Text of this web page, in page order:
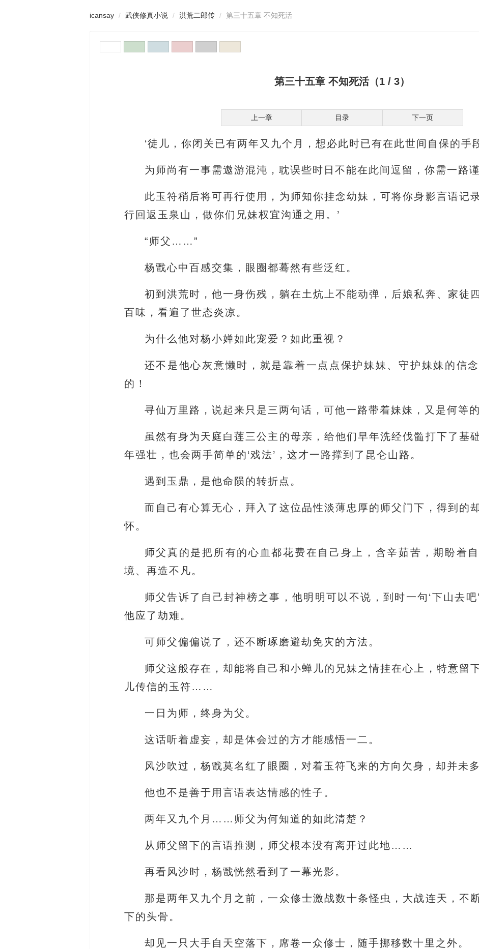
icansay 武侠修真小说 洪荒二郎传 第三十五章 不知死活
第三十五章 不知死活（1 / 3）
上一章 目录 下一页
‘徒儿，你闭关已有两年又九个月，想必此时已有在此世间自保的手
为师尚有一事需遨游混沌，耽误些时日不能在此间逗留，你需一路谨
此玉符稍后将可再行使用，为师知你挂念幼妹，可将你身影言语记
行回返玉泉山，做你们兄妹权宜沟通之用。’
“师父……”
杨戬心中百感交集，眼圈都蓦然有些泛红。
初到洪荒时，他一身伤残，躺在土炕上不能动弹，后娘私奔、家徒
百味，看遍了世态炎凉。
为什么他对杨小婵如此宠爱？如此重视？
还不是他心灰意懒时，就是靠着一点点保护妹妹、守护妹妹的信
的！
寻仙万里路，说起来只是三两句话，可他一路带着妹妹，又是何等
虽然有身为天庭白莲三公主的母亲，给他们早年洗经伐髓打下了基
年强壮，也会两手简单的‘戏法’，这才一路撑到了昆仑山路。
遇到玉鼎，是他命陨的转折点。
而自己有心算无心，拜入了这位品性淡薄忠厚的师父门下，得到的
怀。
师父真的是把所有的心血都花费在自己身上，含辛茹苦，期盼着
境、再造不凡。
师父告诉了自己封神榜之事，他明明可以不说，到时一句‘下山去吧
他应了劫难。
可师父偏偏说了，还不断琢磨避劫免灾的方法。
师父这般存在，却能将自己和小蝉儿的兄妹之情挂在心上，特意留
儿传信的玉符……
一日为师，终身为父。
这话听着虚妄，却是体会过的方才能感悟一二。
风沙吹过，杨戬莫名红了眼圈，对着玉符飞来的方向欠身，却并未多
他也不是善于用言语表达情感的性子。
两年又九个月……师父为何知道的如此清楚？
从师父留下的言语推测，师父根本没有离开过此地……
再看风沙时，杨戬恍然看到了一幕光影。
那是两年又九个月之前，一众修士激战数十条怪虫，大战连天，不
下的头骨。
却见一只大手自天空落下，席卷一众修士，随手挪移数十里之外。